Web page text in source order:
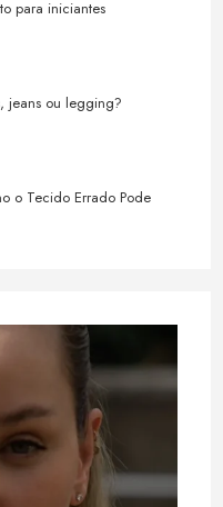
para iniciantes
jeans ou legging?
o Tecido Errado Pode